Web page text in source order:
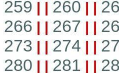
259 | | 260 | |
266 | | 267 | |
273 | | 274 | |
280 | | 281 | |